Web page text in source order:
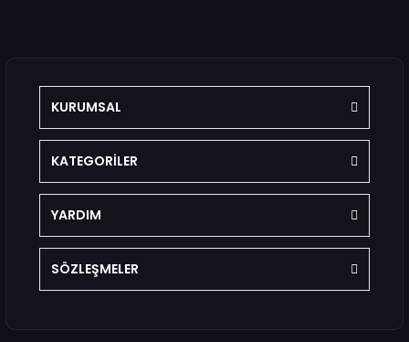
KURUMSAL
KATEGORİLER
YARDIM
SÖZLEŞMELER